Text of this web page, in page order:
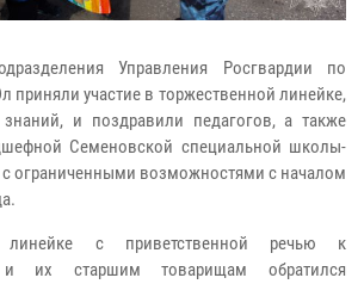
Управления Росгвардии по
приняли участие в торжественной линейке,
и поздравили педагогов, а также
Семеновской специальной школы-
с ограниченными возможностями с началом
с приветственной речью к
и их старшим товарищам обратился